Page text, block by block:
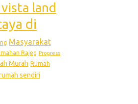
land
di
Masyarakat
Rajeg Progress
Murah Rumah
sendiri